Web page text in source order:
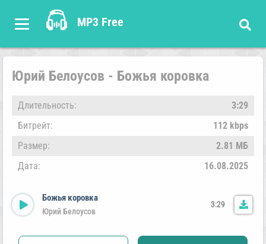
MP3 Free
Юрий Белоусов - Божья коровка
Длительность:
3:29
Битрейт:
112 kbps
Размер:
2.81 МБ
Дата:
16.08.2025
Божья коровка
Юрий Белоусов
3:29